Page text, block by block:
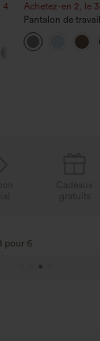
4
Achetez-en 2, le
Pantalon de
DayStretch à
poches et coupe
€ et